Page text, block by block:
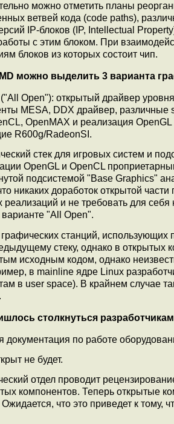
можно отметить планы
ветвей кода (code paths),
IP-блоков (IP, Intellectual
с этим блоком. При
блоков из которых состоит чип.
можно выделить 3 варианта
Open"): открытый драйвер
MESA, DDX драйвер, различные
OpenMAX и реализация
R600g/RadeonSI.
стек для игровых систем и
OpenGL и OpenCL
подсистемой "Base Graphics"
никаких доработок открытой
реализаций и не требовать для
"All Open".
станций,
стеку, однако в
исходным кодом, однако
в mainline ядре Linux
в user space). В крайнем случае
столкнуться
документация по работе
не будет.
отдел проводит
компонентов. Теперь открытые
что это приведет к тому,